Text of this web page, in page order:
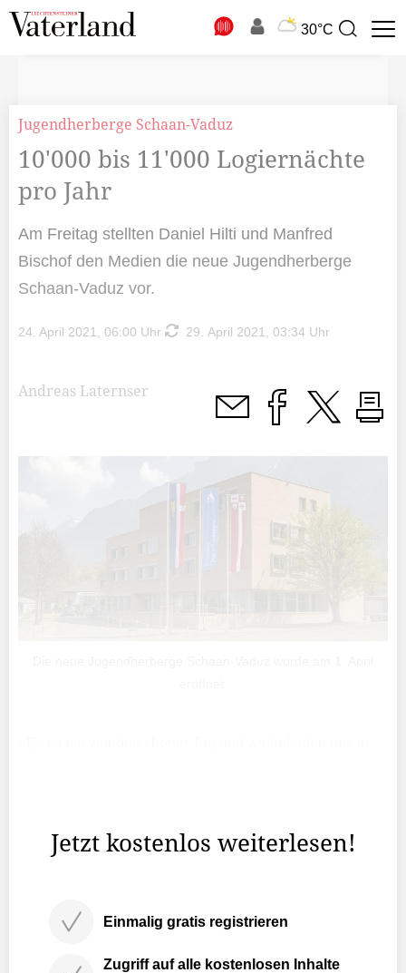
30°C
Suchbegriff
Jugendherberge Schaan-Vaduz
10'000 bis 11'000 Logiernächte
pro Jahr
Am Freitag stellten Daniel Hilti und Manfred
Bischof den Medien die neue Jugendherberge
Schaan-Vaduz vor.
24. April 2021, 06:00 Uhr 29. April 2021, 03:34 Uhr
Andreas Laternser
Jetzt kostenlos weiterlesen!
Einmalig gratis registrieren
Zugriff auf alle kostenlosen Inhalte